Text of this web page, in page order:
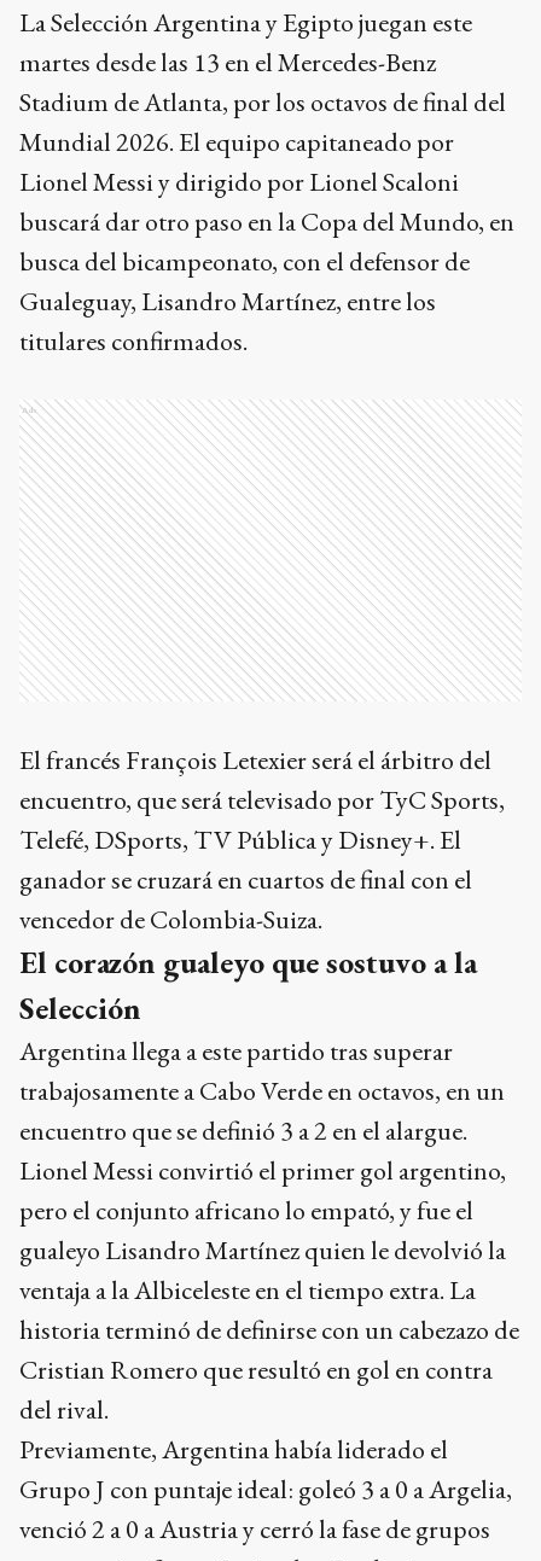
La Selección Argentina y Egipto juegan este
martes desde las 13 en el Mercedes-Benz
Stadium de Atlanta, por los octavos de final del
Mundial 2026. El equipo capitaneado por
Lionel Messi y dirigido por Lionel Scaloni
buscará dar otro paso en la Copa del Mundo, en
busca del bicampeonato, con el defensor de
Gualeguay, Lisandro Martínez, entre los
titulares confirmados.
Ads
El francés François Letexier será el árbitro del
encuentro, que será televisado por TyC Sports,
Telefé, DSports, TV Pública y Disney+. El
ganador se cruzará en cuartos de final con el
vencedor de Colombia-Suiza.
El corazón gualeyo que sostuvo a la
Selección
Argentina llega a este partido tras superar
trabajosamente a Cabo Verde en octavos, en un
encuentro que se definió 3 a 2 en el alargue.
Lionel Messi convirtió el primer gol argentino,
pero el conjunto africano lo empató, y fue el
gualeyo Lisandro Martínez quien le devolvió la
ventaja a la Albiceleste en el tiempo extra. La
historia terminó de definirse con un cabezazo de
Cristian Romero que resultó en gol en contra
del rival.
Previamente, Argentina había liderado el
Grupo J con puntaje ideal: goleó 3 a 0 a Argelia,
venció 2 a 0 a Austria y cerró la fase de grupos